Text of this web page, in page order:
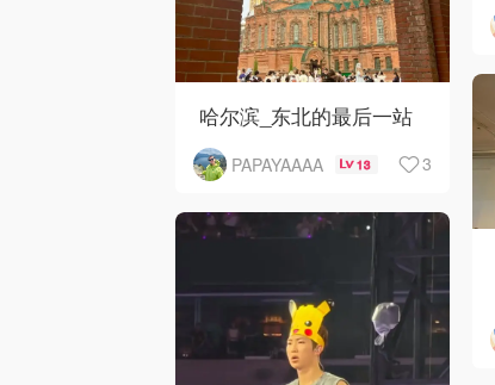
哈尔滨_东北的最后一站
PAPAYAAAA 13 3